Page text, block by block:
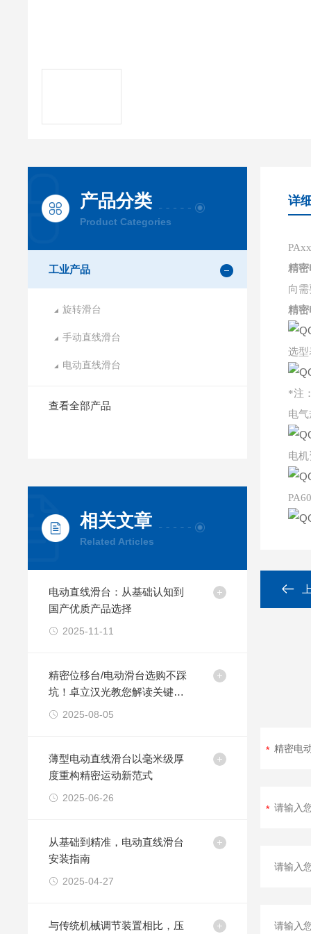
产品分类
Product Categories
工业产品
旋转滑台
手动直线滑台
电动直线滑台
查看全部产品
相关文章
Related Articles
电动直线滑台：从基础认知到
国产优质产品选择
2025-11-11
精密位移台/电动滑台选购不踩
坑！卓立汉光教您解读关键性
能指标
2025-08-05
薄型电动直线滑台以毫米级厚
度重构精密运动新范式
2025-06-26
从基础到精准，电动直线滑台
安装指南
2025-04-27
与传统机械调节装置相比，压
详
精
向
精
选型
*注
电
电